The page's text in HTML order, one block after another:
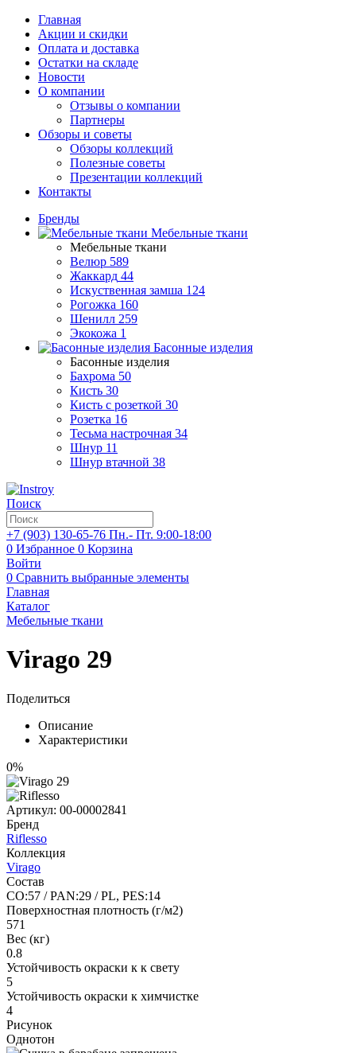
Главная
Акции и скидки
Оплата и доставка
Остатки на складе
Новости
О компании
Отзывы о компании
Партнеры
Обзоры и советы
Обзоры коллекций
Полезные советы
Презентации коллекций
Контакты
Бренды
Мебельные ткани
Мебельные ткани
Велюр 589
Жаккард 44
Искуственная замша 124
Рогожка 160
Шенилл 259
Экокожа 1
Басонные изделия
Басонные изделия
Бахрома 50
Кисть 30
Кисть с розеткой 30
Розетка 16
Тесьма настрочная 34
Шнур 11
Шнур втачной 38
Поиск
+7 (903) 130-65-76 Пн.- Пт. 9:00-18:00
0 Избранное 0 Корзина
Войти
0 Сравнить выбранные элементы
Главная
Каталог
Мебельные ткани
Virago 29
Поделиться
Описание
Характеристики
0%
Артикул: 00-00002841
Бренд
Riflesso
Коллекция
Virago
Состав
CO:57 / PAN:29 / PL, PES:14
Поверхностная плотность (г/м2)
571
Вес (кг)
0.8
Устойчивость окраски к к свету
5
Устойчивость окраски к химчистке
4
Рисунок
Однотон